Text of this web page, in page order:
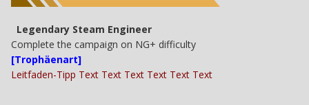
Legendary Steam Engineer
Complete the campaign on NG+ difficulty
[Trophäenart]
Leitfaden-Tipp Text Text Text Text Text Text